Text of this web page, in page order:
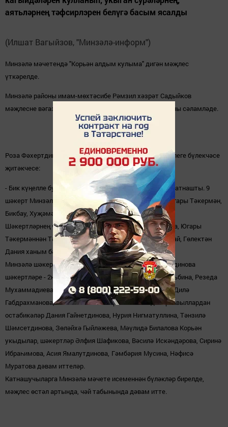
аятьләрнең тәфсирлэрен белүгә басым ясалды
(Илшат Вагыйзов, "Минзәлә-информ")
Минзәлә мәчетендә "Корьән алдым кулыма" дигән мәҗлес
үткәрелде.
Минзәлә районы имам-мөхтәсибе Рәмзил хәзрәт Садыйков
мәҗлесне вәгазь белән ачып җибәрде, катнашучыларны сәламләде.
Роза Фәхертдинова, Минзәлә районы мөслимәләр берлеге бүлекчәсе
җитәкчесе:
- Бик күңелле булды. 35 хатын килде. Шуларны
20се катнашты. 9
шәкерт Минзәл әкерт авыллардан - Гөлек, Югары Тәкермән,
Бикбау, Хуҗәмә т, Тупач, Урыс, Мә лкән,Бахчасарай.
Шәкертләрнең чыгышларын остабикәләр - Зәнфирәапа, Югары
Тәкермәннән Тәнзиләханым, Бикбаудан Нурия абыстай, Гөлектән
Дания ханым бә
ялэп тордылар.
Минзәлә шәкертләре арасында Роза остабикәФахретдинова
шәкертләре - 2нче м әкт әп укучысы Габдрахманова Альбина, Резеда
Мухаммадиева, Эльвира Вагизова, Дилбәр Шәрипова, Дилә
Габдрахманова, Гатина Илсияне аерып билгел
дел
р. Авыллардан
остабикәләр Дания Гайнетдинова, Нурия Нигматуллина, Тәнзилә
Шәмсетдинова, Зөләйхә Гыйләжева, Мәүлидә Билалова Корьән
укыдылар, шәкертләрӘлфия Шафикова, Вәсилә Искәндәрова, Сиринә
Ибраһимова, Асия Ямалутдинова, Гәмбәрия Мусина Нәфисә
Муратова дәвам иттеләр.
Катнашучыларга Минзәлә мәчете исеменнән бүләкләр бирелде,
мәҗлес өстәл артында, чәй табынында дәвам итте.